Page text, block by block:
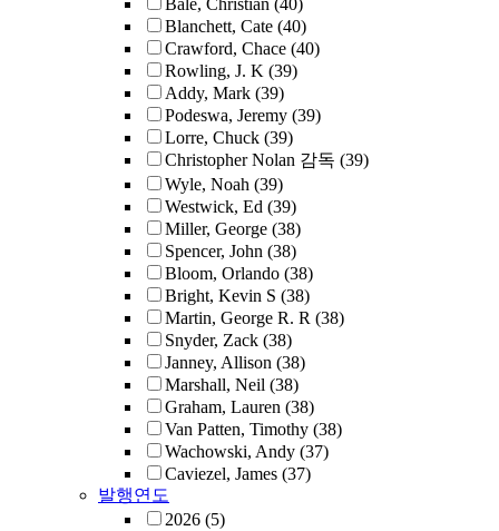
Bale, Christian (40)
Blanchett, Cate (40)
Crawford, Chace (40)
Rowling, J. K (39)
Addy, Mark (39)
Podeswa, Jeremy (39)
Lorre, Chuck (39)
Christopher Nolan 감독 (39)
Wyle, Noah (39)
Westwick, Ed (39)
Miller, George (38)
Spencer, John (38)
Bloom, Orlando (38)
Bright, Kevin S (38)
Martin, George R. R (38)
Snyder, Zack (38)
Janney, Allison (38)
Marshall, Neil (38)
Graham, Lauren (38)
Van Patten, Timothy (38)
Wachowski, Andy (37)
Caviezel, James (37)
발행연도
2026 (5)